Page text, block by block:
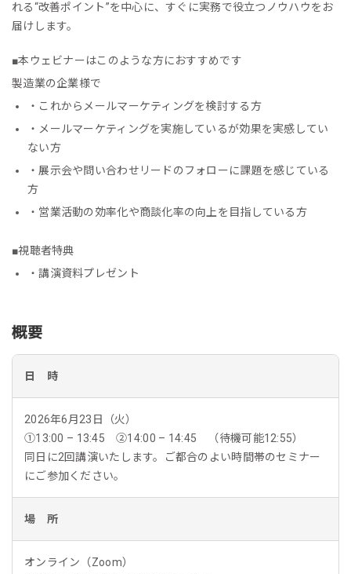
れる“改善ポイント”を中心に、すぐに実務で役立つノウハウをお
届けします。
■本ウェビナーはこのような方におすすめです
製造業の企業様で
・これからメールマーケティングを検討する方
・メールマーケティングを実施しているが効果を実感してい
ない方
・展示会や問い合わせリードのフォローに課題を感じている
方
・営業活動の効率化や商談化率の向上を目指している方
■視聴者特典
・講演資料プレゼント
概要
日 時
2026年6月23日（火）
①13:00 – 13:45 ②14:00 – 14:45 （待機可能12:55）
同日に2回講演いたします。ご都合のよい時間帯のセミナー
にご参加ください。
場 所
オンライン（Zoom）